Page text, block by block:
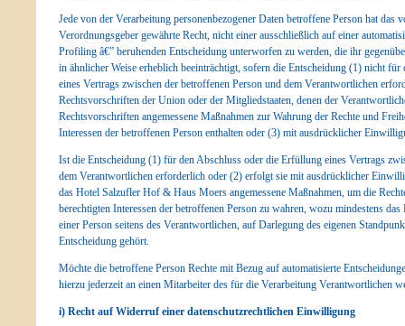
Jede von der Verarbeitung personenbezogener Daten betroffene Person hat das
Verordnungsgeber gewährte Recht, nicht einer ausschließlich auf einer
Profiling â€” beruhenden Entscheidung unterworfen zu werden, die ihr
in ähnlicher Weise erheblich beeinträchtigt, sofern die Entscheidung (1) nicht
eines Vertrags zwischen der betroffenen Person und dem Verantwortlichen
Rechtsvorschriften der Union oder der Mitgliedstaaten, denen der
Rechtsvorschriften angemessene Maßnahmen zur Wahrung der Rechte und
Interessen der betroffenen Person enthalten oder (3) mit ausdrücklicher
Ist die Entscheidung (1) für den Abschluss oder die Erfüllung eines Vertrags
dem Verantwortlichen erforderlich oder (2) erfolgt sie mit ausdrücklicher
das Hotel Salzufler Hof & Haus Moers angemessene Maßnahmen, um die
berechtigten Interessen der betroffenen Person zu wahren, wozu mindestens
einer Person seitens des Verantwortlichen, auf Darlegung des eigenen
Entscheidung gehört.
Möchte die betroffene Person Rechte mit Bezug auf automatisierte
hierzu jederzeit an einen Mitarbeiter des für die Verarbeitung Verantwortlichen
i) Recht auf Widerruf einer datenschutzrechtlichen Einwilligung